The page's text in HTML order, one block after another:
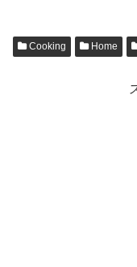
Cooking Home